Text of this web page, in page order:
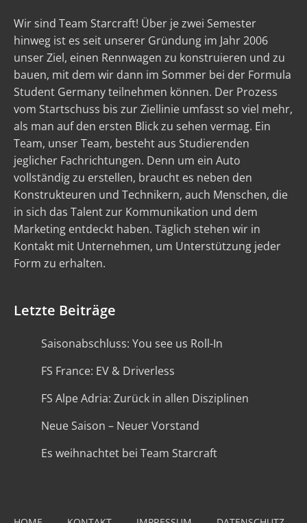
Wir sind Team Starcraft! Über je zwei Semester
hinweg ist es seit unserer Gründung im Jahr 2006
unser Ziel, einen Rennwagen zu konstruieren und zu
bauen, mit dem wir dann im Sommer bei der Formula
Student Germany teilnehmen können. Der Prozess
vom Startschuss bis zur Ziellinie umfasst so viel mehr,
als man auf den ersten Blick zu sehen vermag. Ein
Team, unser Team, besteht aus Studierenden
jeglicher Fachrichtungen. Denn um ein Auto
vollständig zu erstellen, braucht es neben den
Konstrukteuren und Technikern, auch Menschen, die
in sich das Talent zur Kommunikation und dem
Marketing entdeckt haben. Täglich stehen wir in
Kontakt mit Unternehmen, um Unterstützung jeder
Form zu erhalten.
Letzte Beiträge
Saisonabschluss: You see us Roll-In
FS France: EV & Driverless
FS Alpe Adria: Zurück in allen Disziplinen
Neue Saison – Neuer Vorstand
Es weihnachtet bei Team Starcraft